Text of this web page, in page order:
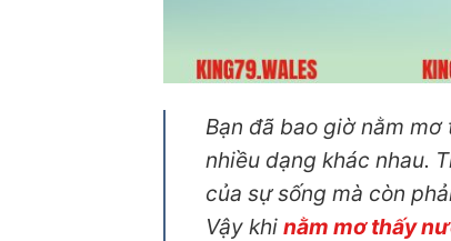
Bạn đã bao giờ nằm
nhiều dạng khác nhau.
của sự sống mà còn
Vậy khi nằm mơ thấy